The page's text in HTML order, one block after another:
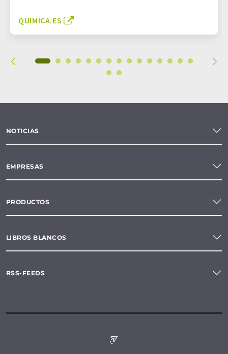
QUIMICA.ES
NOTICIAS
EMPRESAS
PRODUCTOS
LIBROS BLANCOS
RSS-FEEDS